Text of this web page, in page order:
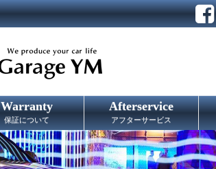
Warranty
保証について
Afterservice
アフターサービス